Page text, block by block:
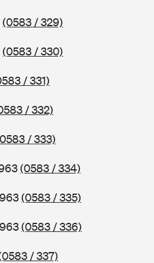
(0583 / 329)
(0583 / 330)
/ 331)
/ 332)
/ 333)
(0583 / 334)
(0583 / 335)
(0583 / 336)
/ 337)